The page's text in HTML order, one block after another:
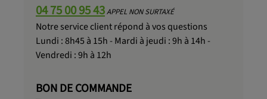
04 75 00 95 43APPEL NON SURTAXÉ
Notre service client répond à vos questions
Lundi : 8h45 à 15h - Mardi à jeudi : 9h à 14h -
Vendredi : 9h à 12h
BON DE COMMANDE